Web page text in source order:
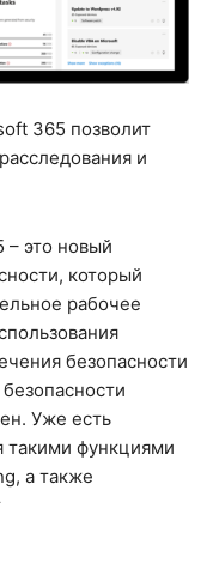
365 позволит
и
– это новый
который
рабочее
безопасности
Уже есть
такими функциями
а также